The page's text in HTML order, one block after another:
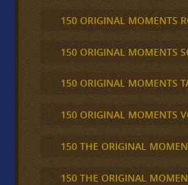
150 ORIGINAL MOMENTS
150 ORIGINAL MOMENTS
150 ORIGINAL MOMENTS
150 ORIGINAL MOMENTS
150 THE ORIGINAL
150 THE ORIGINAL